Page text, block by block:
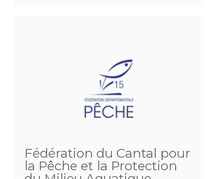
Fédération du Cantal pour
la Pêche et la Protection